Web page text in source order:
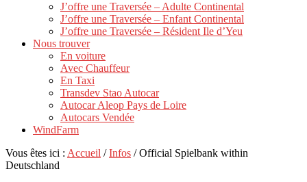
J’offre une Traversée – Adulte Continental
J’offre une Traversée – Enfant Continental
J’offre une Traversée – Résident Ile d’Yeu
Nous trouver
En voiture
Avec Chauffeur
En Taxi
Transdev Stao Autocar
Autocar Aleop Pays de Loire
Autocars Vendée
WindFarm
Vous êtes ici : Accueil / Infos /Official Spielbank within
Deutschland